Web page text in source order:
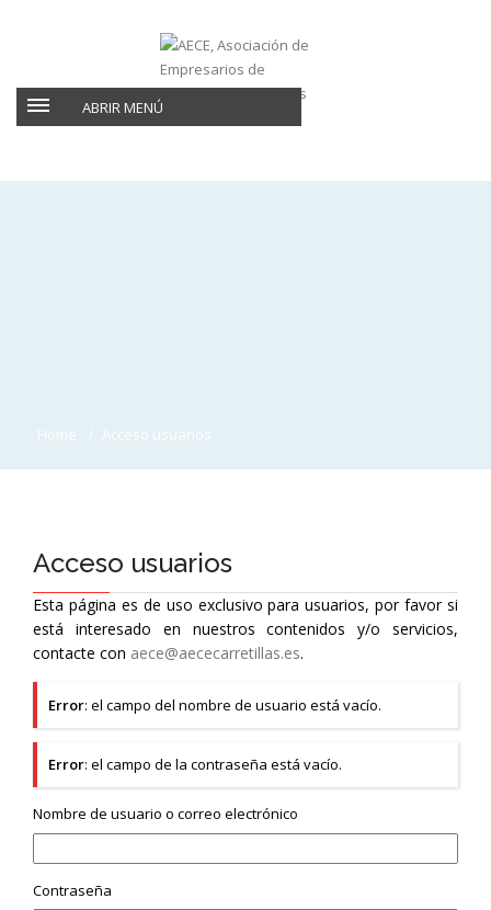
ABRIR MENÚ
Home Acceso usuarios
Acceso usuarios
Esta página es de uso exclusivo para usuarios, por favor si
está interesado en nuestros contenidos y/o servicios,
contacte con aece@aececarretillas.es.
Error: el campo del nombre de usuario está vacío.
Error: el campo de la contraseña está vacío.
Nombre de usuario o correo electrónico
Contraseña